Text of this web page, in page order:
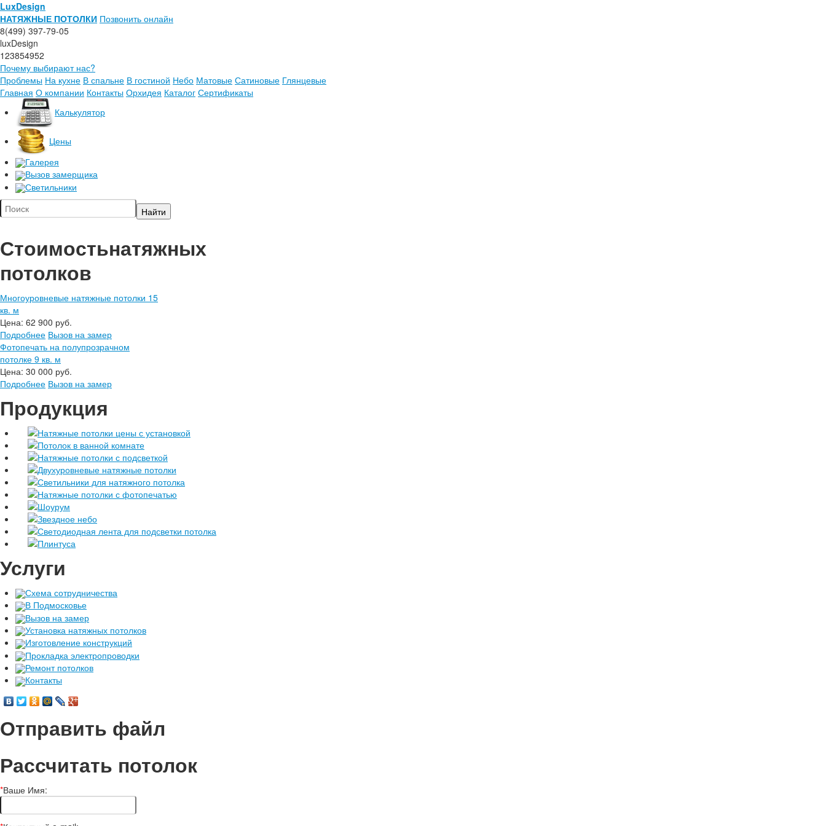
LuxDesign
НАТЯЖНЫЕ ПОТОЛКИ Позвонить онлайн
8(499) 397-79-05
luxDesign
123854952
Почему выбирают нас?
Проблемы На кухне В спальне В гостиной Небо Матовые Сатиновые Глянцевые
Главная О компании Контакты Орхидея Каталог Сертификаты
Калькулятор
Цены
Галерея
Вызов замерщика
Светильники
Стоимостьнатяжных
потолков
Многоуровневые натяжные потолки 15
кв. м
Цена: 62 900 руб.
Подробнее Вызов на замер
Фотопечать на полупрозрачном
потолке 9 кв. м
Цена: 30 000 руб.
Подробнее Вызов на замер
Продукция
Натяжные потолки цены с установкой
Потолок в ванной комнате
Натяжные потолки с подсветкой
Двухуровневые натяжные потолки
Светильники для натяжного потолка
Натяжные потолки с фотопечатью
Шоурум
Звездное небо
Светодиодная лента для подсветки потолка
Плинтуса
Услуги
Схема сотрудничества
В Подмосковье
Вызов на замер
Установка натяжных потолков
Изготовление конструкций
Прокладка электропроводки
Ремонт потолков
Контакты
Отправить файл
Рассчитать потолок
*Ваше Имя: